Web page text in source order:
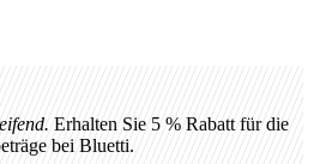
Erhalten Sie 5 % Rabatt für die
bei Bluetti.